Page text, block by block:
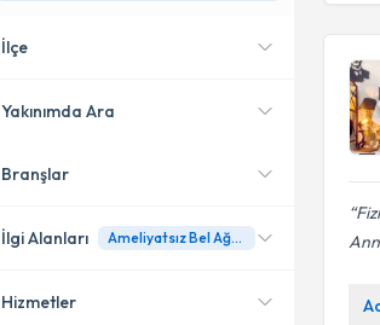
İlçe
Çankaya
Etimesgut
Yakınımda Ara
Konumuma yakın uzmanları
Branşlar
Fizyoterapi
İlgi Alanları Ameliyatsız Bel Ağrısı Tedavisi
Hizmetler